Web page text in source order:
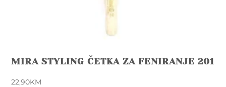
MIRA STYLING ČETKA ZA FENIRANJE 201
22,90KM